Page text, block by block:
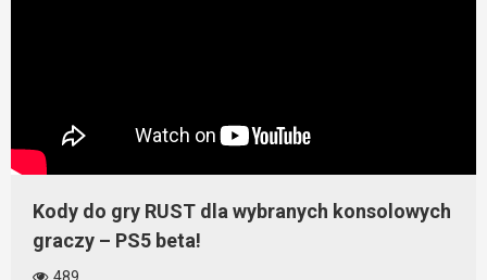
Kody do gry RUST dla wybranych konsolowych
graczy – PS5 beta!
489